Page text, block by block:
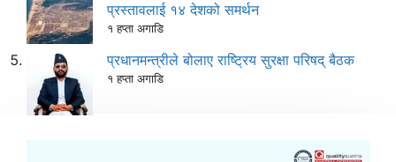
प्रस्तावलाई १४ देशको समर्थन
१ हप्ता अगाडि
प्रधानमन्त्रीले बोलाए राष्ट्रिय सुरक्षा परिषद् बैठक
१ हप्ता अगाडि